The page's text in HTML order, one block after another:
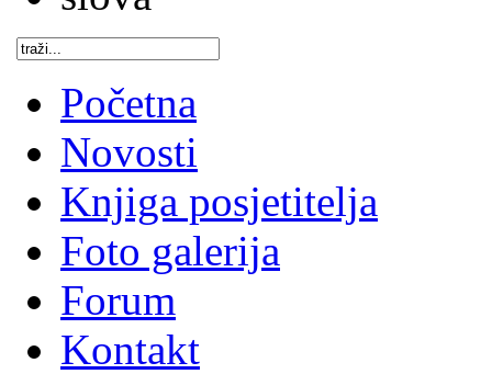
Početna
Novosti
Knjiga posjetitelja
Foto galerija
Forum
Kontakt